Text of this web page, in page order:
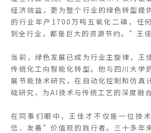
经济效益，更为整个行业的绿色转型提
的行业年产1700万吨五氧化二磷，任
到全行业，都是巨大的资源节约。”王佳
当前，绿色发展已成为行业主旋律，王
传统化工向智能化转型。他与四川大学
展节能技术研究，在自动化控制和仿真
础研究，为AI技术与传统工艺的深度融
在同事们眼中，王佳才不仅是一位技
信、友善”价值观的践行者。三十多年